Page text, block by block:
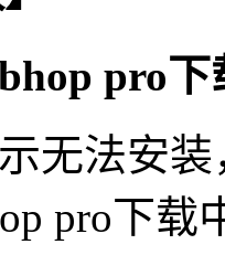
pro下
无法安
pro下